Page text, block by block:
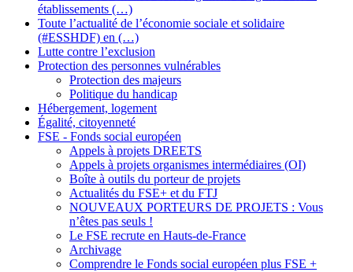
établissements (…)
Toute l’actualité de l’économie sociale et solidaire
(#ESSHDF) en (…)
Lutte contre l’exclusion
Protection des personnes vulnérables
Protection des majeurs
Politique du handicap
Hébergement, logement
Égalité, citoyenneté
FSE - Fonds social européen
Appels à projets DREETS
Appels à projets organismes intermédiaires (OI)
Boîte à outils du porteur de projets
Actualités du FSE+ et du FTJ
NOUVEAUX PORTEURS DE PROJETS : Vous
n’êtes pas seuls !
Le FSE recrute en Hauts-de-France
Archivage
Comprendre le Fonds social européen plus FSE +